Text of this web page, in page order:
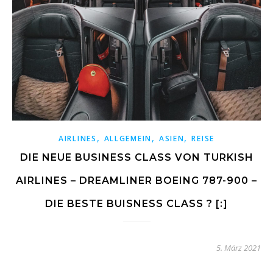
AIRLINES , ALLGEMEIN, ASIEN,REISE
DIE NEUE BUSINESS CLASS VON TURKISH
AIRLINES – DREAMLINER BOEING 787-900 –
DIE BESTE BUISNESS CLASS ? [:]
5. März 2021